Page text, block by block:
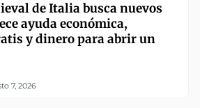
de Italia busca nuevos
ayuda económica,
y dinero para abrir un
7, 2026